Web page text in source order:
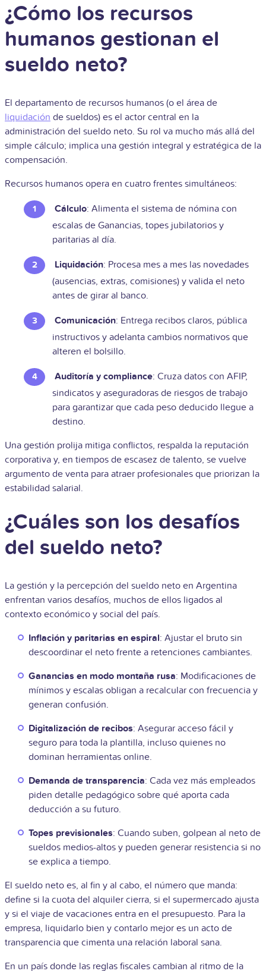
¿Cómo los recursos
humanos gestionan el
sueldo neto?
El departamento de recursos humanos (o el área de
liquidación de sueldos) es el actor central en la
administración del sueldo neto. Su rol va mucho más allá del
simple cálculo; implica una gestión integral y estratégica de la
compensación.
Recursos humanos opera en cuatro frentes simultáneos:
Cálculo: Alimenta el sistema de nómina con
escalas de Ganancias, topes jubilatorios y
paritarias al día.
Liquidación: Procesa mes a mes las novedades
(ausencias, extras, comisiones) y valida el neto
antes de girar al banco.
Comunicación: Entrega recibos claros, pública
instructivos y adelanta cambios normativos que
alteren el bolsillo.
Auditoría y compliance: Cruza datos con AFIP,
sindicatos y aseguradoras de riesgos de trabajo
para garantizar que cada peso deducido llegue a
destino.
Una gestión prolija mitiga conflictos, respalda la reputación
corporativa y, en tiempos de escasez de talento, se vuelve
argumento de venta para atraer profesionales que priorizan la
estabilidad salarial.
¿Cuáles son los desafíos
del sueldo neto?
La gestión y la percepción del sueldo neto en Argentina
enfrentan varios desafíos, muchos de ellos ligados al
contexto económico y social del país.
Inflación y paritarias en espiral: Ajustar el bruto sin
descoordinar el neto frente a retenciones cambiantes.
Ganancias en modo montaña rusa: Modificaciones de
mínimos y escalas obligan a recalcular con frecuencia y
generan confusión.
Digitalización de recibos: Asegurar acceso fácil y
seguro para toda la plantilla, incluso quienes no
dominan herramientas online.
Demanda de transparencia: Cada vez más empleados
piden detalle pedagógico sobre qué aporta cada
deducción a su futuro.
Topes previsionales: Cuando suben, golpean al neto de
sueldos medios-altos y pueden generar resistencia si no
se explica a tiempo.
El sueldo neto es, al fin y al cabo, el número que manda:
define si la cuota del alquiler cierra, si el supermercado ajusta
y si el viaje de vacaciones entra en el presupuesto. Para la
empresa, liquidarlo bien y contarlo mejor es un acto de
transparencia que cimenta una relación laboral sana.
En un país donde las reglas fiscales cambian al ritmo de la